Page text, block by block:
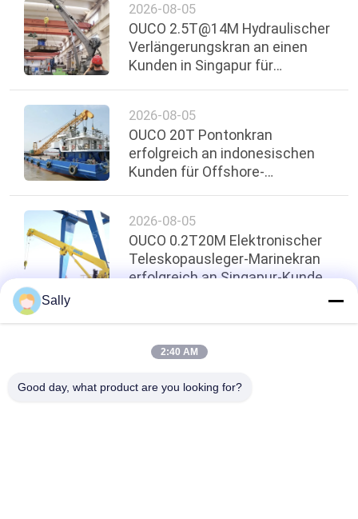
2026-08-05
OUCO 2.5T@14M Hydraulischer
Verlängerungskran an einen
Kunden in Singapur für
2026-08-05
OUCO 20T Pontonkran
erfolgreich an indonesischen
Kunden für Offshore-
2026-08-05
OUCO 0.2T20M Elektronischer
Teleskopausleger-Marinekran
erfolgreich an Singapur-Kunden
oben
Sally
2:40 AM
Good day, what product are you looking for?